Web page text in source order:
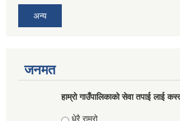
अन्य
जनमत
हाम्रो गाउँपालिकाको सेवा तपाई लाई
Choices
धेरै राम्रो